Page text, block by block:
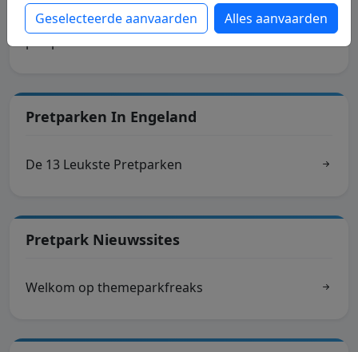
Pretparken - kortingen
Pretparken In Engeland
De 13 Leukste Pretparken
Pretpark Nieuwssites
Welkom op themeparkfreaks
Geselecteerde aanvaarden Alles aanvaarden